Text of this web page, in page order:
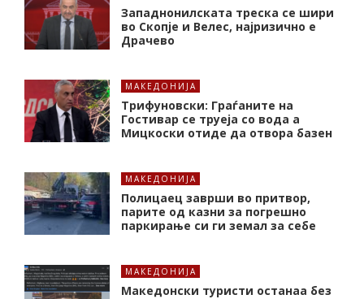
Западнонилската треска се шири
во Скопје и Велес, најризично е
Драчево
МАКЕДОНИЈА
Трифуновски: Граѓаните на
Гостивар се труеја со вода а
Мицкоски отиде да отвора базен
МАКЕДОНИЈА
Полицаец заврши во притвор,
парите од казни за погрешно
паркирање си ги земал за себе
МАКЕДОНИЈА
Македонски туристи останаа без